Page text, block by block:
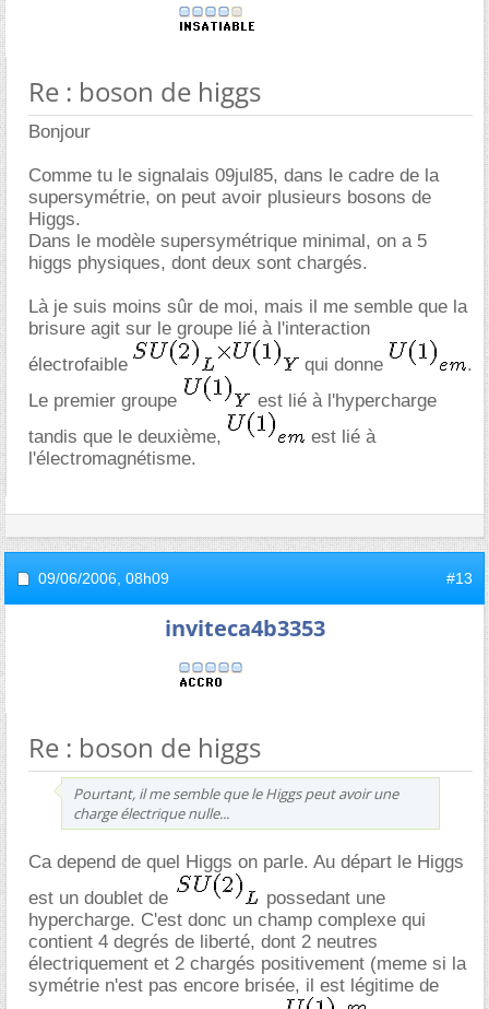
Re : boson de higgs
Bonjour
Comme tu le signalais 09jul85, dans le cadre de la
supersymétrie, on peut avoir plusieurs bosons de
Higgs.
Dans le modèle supersymétrique minimal, on a 5
higgs physiques, dont deux sont chargés.
Là je suis moins sûr de moi, mais il me semble que la
brisure agit sur le groupe lié à l'interaction
électrofaible
qui donne
.
Le premier groupe
est lié à l'hypercharge
tandis que le deuxième,
est lié à
l'électromagnétisme.
09/06/2006, 08h09 #13
inviteca4b3353
Re : boson de higgs
Pourtant, il me semble que le Higgs peut avoir une
charge électrique nulle...
Ca depend de quel Higgs on parle. Au départ le Higgs
est un doublet de
possedant une
hypercharge. C'est donc un champ complexe qui
contient 4 degrés de liberté, dont 2 neutres
électriquement et 2 chargés positivement (meme si la
symétrie n'est pas encore brisée, il est légitime de